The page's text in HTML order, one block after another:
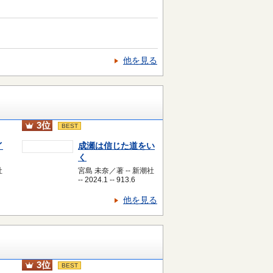
他を見る
3位 BEST
成瀬は信じた道をい
く
宮島 未奈／著 -- 新潮社
-- 2024.1 -- 913.6
他を見る
3位 BEST